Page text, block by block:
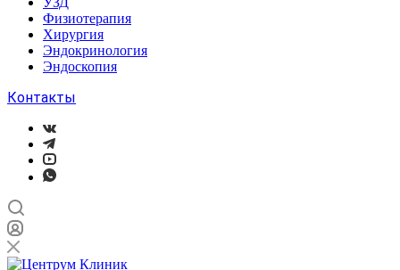
Физиотерапия
Хирургия
Эндокринология
Эндоскопия
Контакты